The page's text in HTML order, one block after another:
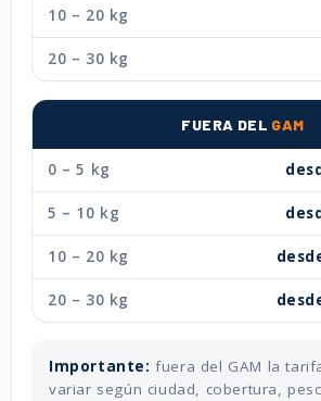
10 – 20 kg
20 – 30 kg
FUERA DEL GAM
0 – 5 kg
5 – 10 kg
10 – 20 kg
20 – 30 kg
Importante: fuera del GAM la
variar según ciudad, cobertura,